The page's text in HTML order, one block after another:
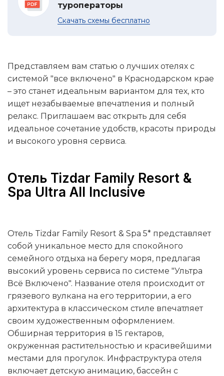
туроператоры
Скачать схемы бесплатно
Представляем вам статью о лучших отелях с
системой "все включено" в Краснодарском крае
– это станет идеальным вариантом для тех, кто
ищет незабываемые впечатления и полный
релакс. Приглашаем вас открыть для себя
идеальное сочетание удобств, красоты природы
и высокого уровня сервиса.
Отель Tizdar Family Resort &
Spa Ultra All Inclusive
Отель Tizdar Family Resort & Spa 5* представляет
собой уникальное место для спокойного
семейного отдыха на берегу моря, предлагая
высокий уровень сервиса по системе "Ультра
Всё Включено". Название отеля происходит от
грязевого вулкана на его территории, а его
архитектура в классическом стиле впечатляет
своим художественным оформлением.
Обширная территория в 15 гектаров,
окруженная растительностью и красивейшими
местами для прогулок. Инфраструктура отеля
включает детскую анимацию, бассейн с